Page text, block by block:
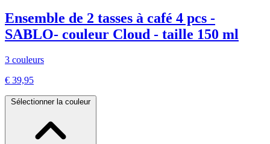
Ensemble de 2 tasses à café 4 pcs -
SABLO- couleur Cloud - taille 150 ml
3 couleurs
€ 39,95
Sélectionner la couleur